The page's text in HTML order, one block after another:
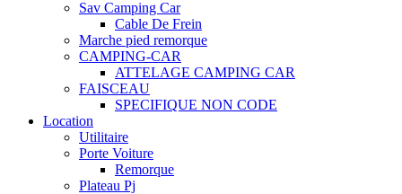
Sav Camping Car
Cable De Frein
Marche pied remorque
CAMPING-CAR
ATTELAGE CAMPING CAR
FAISCEAU
SPECIFIQUE NON CODE
Location
Utilitaire
Porte Voiture
Remorque
Plateau Pj